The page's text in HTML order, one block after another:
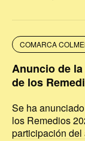
COMARCA
Anuncio de
de los
Se ha
los Remedios
participación